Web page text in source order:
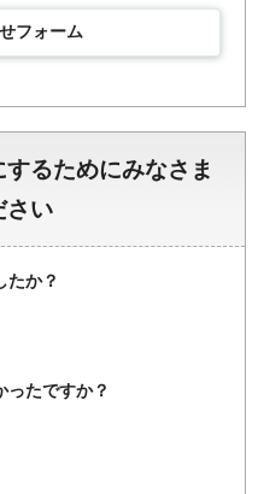
フォーム
るためにみなさま
さい
たか？
ったですか？